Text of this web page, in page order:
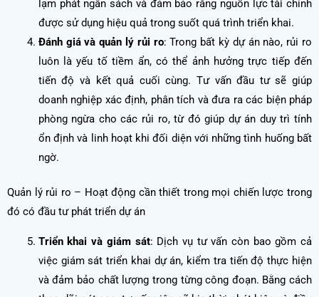
lạm phát ngân sách và đảm bảo rằng nguồn lực tài chính
được sử dụng hiệu quả trong suốt quá trình triển khai.
Đánh giá và quản lý rủi ro: Trong bất kỳ dự án nào, rủi ro
luôn là yếu tố tiềm ẩn, có thể ảnh hưởng trực tiếp đến
tiến độ và kết quả cuối cùng. Tư vấn đầu tư sẽ giúp
doanh nghiệp xác định, phân tích và đưa ra các biện pháp
phòng ngừa cho các rủi ro, từ đó giúp dự án duy trì tính
ổn định và linh hoạt khi đối diện với những tình huống bất
ngờ.
Quản lý rủi ro – Hoạt động cần thiết trong mọi chiến lược trong
đó có đầu tư phát triển dự án
Triển khai và giám sát: Dịch vụ tư vấn còn bao gồm cả
việc giám sát triển khai dự án, kiểm tra tiến độ thực hiện
và đảm bảo chất lượng trong từng công đoạn. Bằng cách